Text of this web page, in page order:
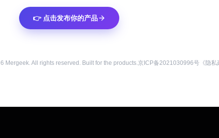
👉 点击发布你的产品
Mergeek. All rights reserved. Built for the products.京ICP备2021030996号 《隐私